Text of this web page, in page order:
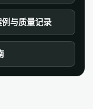
与质量记录